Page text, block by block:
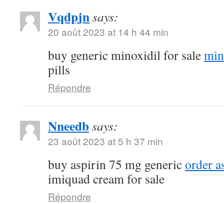
Vqdpjnsays:
20 août 2023 at 14 h 44 min
buy generic minoxidil for sale
pills
Répondre
Nneedbsays:
23 août 2023 at 5 h 37 min
buy aspirin 75 mg genericorder
imiquad cream for sale
Répondre